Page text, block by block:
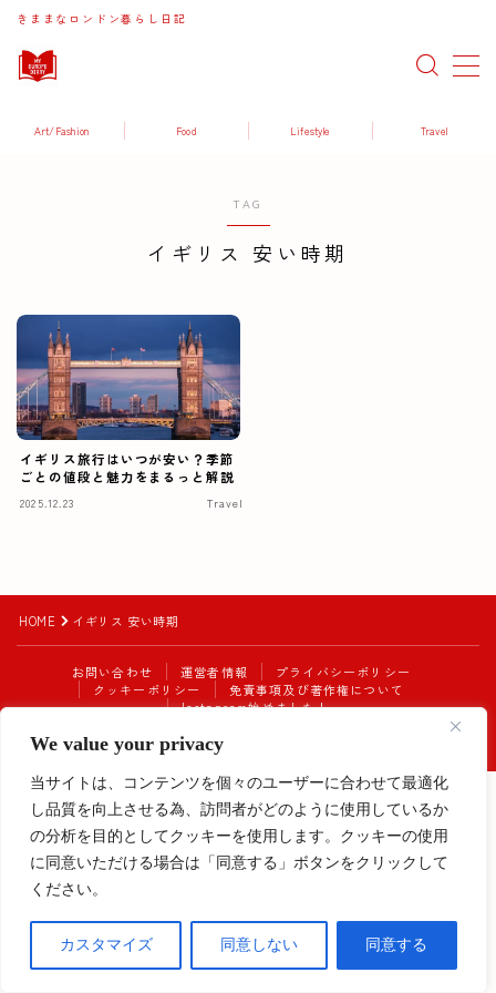
We value your privacy
当サイトは、コンテンツを個々のユーザーに合わせて最適化
し品質を向上させる為、訪問者がどのように使用しているか
の分析を目的としてクッキーを使用します。クッキーの使用
に同意いただける場合は「同意する」ボタンをクリックして
ください。
カスタマイズ 同意しない 同意する
きままなロンドン暮らし日記
MENU
Travel
Follow Me
Art/Fashion Food Lifestyle Travel
TAG
イギリス 安い時期
イギリス旅行はいつが安い？季節
ごとの値段と魅力をまるっと解説
2025.12.23 Travel
HOME イギリス 安い時期
お問い合わせ 運営者情報
プライバシーポリシー
クッキーポリシー
免責事項及び著作権について
Instagram始めました！
2023–2026 My Europe Diary